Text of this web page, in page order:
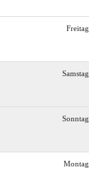
Freitag
Samstag
Sonntag
Montag